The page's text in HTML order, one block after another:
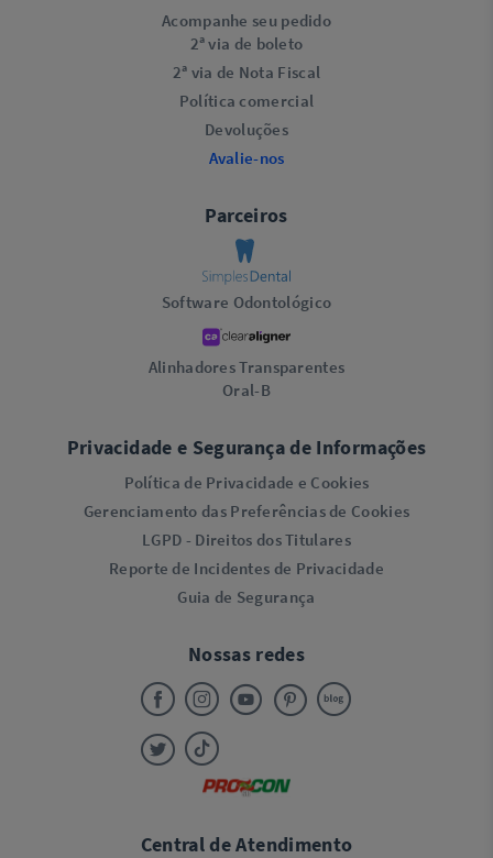
Acompanhe seu pedido
2ª via de boleto
2ª via de Nota Fiscal
Política comercial
Devoluções
Avalie-nos
Parceiros
Software Odontológico
Alinhadores Transparentes
Oral-B
Privacidade e Segurança de Informações
Política de Privacidade e Cookies
Gerenciamento das Preferências de Cookies
LGPD - Direitos dos Titulares
Reporte de Incidentes de Privacidade
Guia de Segurança
Nossas redes
Central de Atendimento